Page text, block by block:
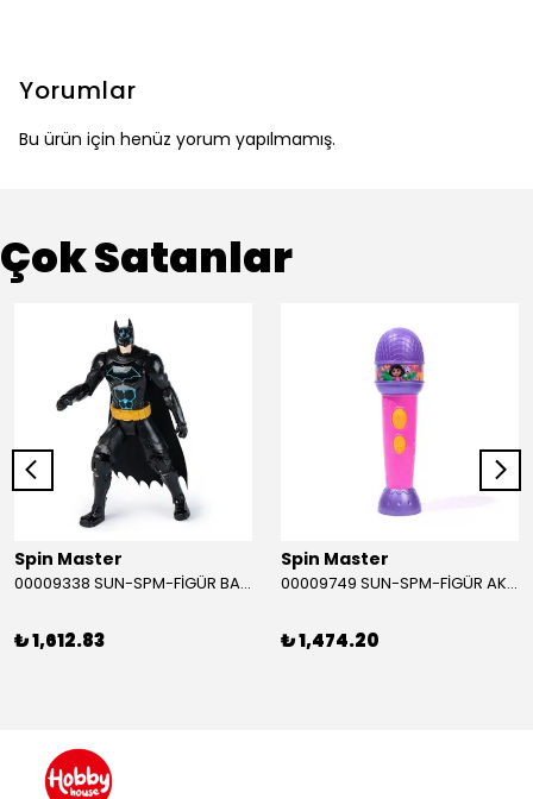
Yorumlar
Bu ürün için henüz yorum yapılmamış.
Çok Satanlar
Spin Master
00009338 SUN-SPM-FİGÜR BATMAN NİNJA STRIKE 30 CM. EXC.
₺ 1,612.83
Spin Master
00009749 SUN-SPM-FİGÜR AKS. DORA MİKROFON YAĞMUR ORMANI RİTMİ (DORA) SESLİ
₺ 1,474.20